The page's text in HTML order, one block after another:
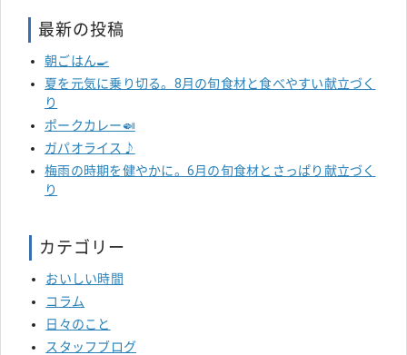
最新の投稿
朝ごはん🍳
夏を元気に乗り切る。8月の旬食材と食べやすい献立づく
り
ポークカレー🍛
ガパオライス♪
梅雨の時期を健やかに。6月の旬食材とさっぱり献立づく
り
カテゴリー
おいしい時間
コラム
日々のこと
スタッフブログ